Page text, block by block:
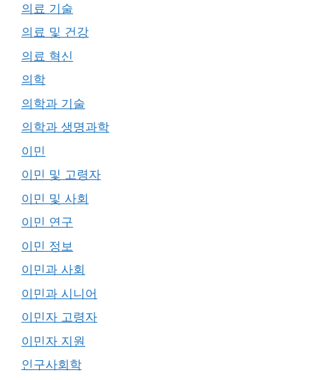
의료 기술
의료 및 건강
의료 혁신
의학
의학과 기술
의학과 생명과학
이민
이민 및 고령자
이민 및 사회
이민 연구
이민 정보
이민과 사회
이민과 시니어
이민자 고령자
이민자 지원
인구사회학